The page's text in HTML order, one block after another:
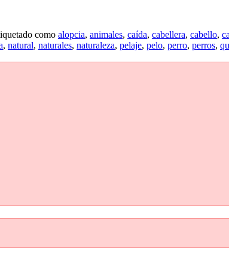
como alopcia, animales, caída, cabellera, cabello,
, natural, naturales, naturaleza, pelaje, pelo, perro, perros,